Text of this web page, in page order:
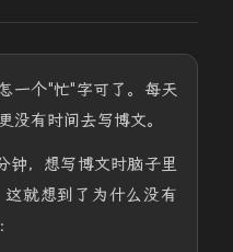
个"忙"字可了。每天
没有时间去写博文。
，想写博文时脑子里
就想到了为什么没有